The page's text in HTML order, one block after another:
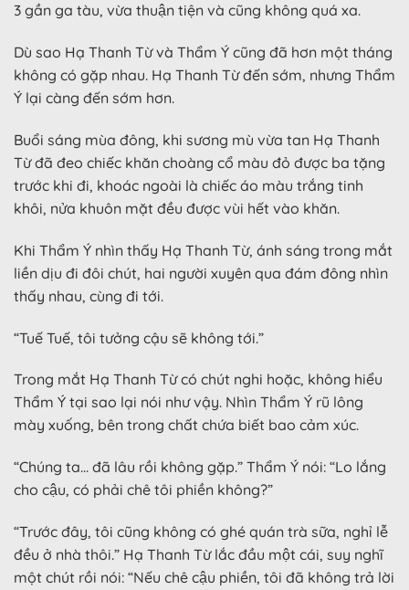
3 gần ga tàu, vừa thuận tiện và cũng không quá xa.
Dù sao Hạ Thanh Từ và Thẩm Ý cũng đã hơn một tháng
không có gặp nhau. Hạ Thanh Từ đến sớm, nhưng Thẩm
Ý lại càng đến sớm hơn.
Buổi sáng mùa đông, khi sương mù vừa tan Hạ Thanh
Từ đã đeo chiếc khăn choàng cổ màu đỏ được ba tặng
trước khi đi, khoác ngoài là chiếc áo màu trắng tinh
khôi, nửa khuôn mặt đều được vùi hết vào khăn.
Khi Thẩm Ý nhìn thấy Hạ Thanh Từ, ánh sáng trong mắt
liền dịu đi đôi chút, hai người xuyên qua đám đông nhìn
thấy nhau, cùng đi tới.
“Tuế Tuế, tôi tưởng cậu sẽ không tới.”
Trong mắt Hạ Thanh Từ có chút nghi hoặc, không hiểu
Thẩm Ý tại sao lại nói như vậy. Nhìn Thẩm Ý rũ lông
mày xuống, bên trong chất chứa biết bao cảm xúc.
“Chúng ta… đã lâu rồi không gặp.” Thẩm Ý nói: “Lo lắng
cho cậu, có phải chê tôi phiền không?”
“Trước đây, tôi cũng không có ghé quán trà sữa, nghỉ lễ
đều ở nhà thôi.” Hạ Thanh Từ lắc đầu một cái, suy nghĩ
một chút rồi nói: “Nếu chê cậu phiền, tôi đã không trả lời